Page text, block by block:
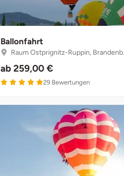
Ballonfahrt
Raum Ostprignitz-Ruppin, Brandenburg
ab 259,00 €
5 von 5
29 Bewertungen